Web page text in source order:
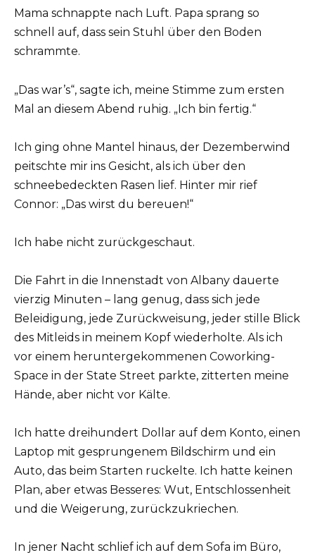
Mama schnappte nach Luft. Papa sprang so
schnell auf, dass sein Stuhl über den Boden
schrammte.
„Das war’s“, sagte ich, meine Stimme zum ersten
Mal an diesem Abend ruhig. „Ich bin fertig.“
Ich ging ohne Mantel hinaus, der Dezemberwind
peitschte mir ins Gesicht, als ich über den
schneebedeckten Rasen lief. Hinter mir rief
Connor: „Das wirst du bereuen!“
Ich habe nicht zurückgeschaut.
Die Fahrt in die Innenstadt von Albany dauerte
vierzig Minuten – lang genug, dass sich jede
Beleidigung, jede Zurückweisung, jeder stille Blick
des Mitleids in meinem Kopf wiederholte. Als ich
vor einem heruntergekommenen Coworking-
Space in der State Street parkte, zitterten meine
Hände, aber nicht vor Kälte.
Ich hatte dreihundert Dollar auf dem Konto, einen
Laptop mit gesprungenem Bildschirm und ein
Auto, das beim Starten ruckelte. Ich hatte keinen
Plan, aber etwas Besseres: Wut, Entschlossenheit
und die Weigerung, zurückzukriechen.
In jener Nacht schlief ich auf dem Sofa im Büro,